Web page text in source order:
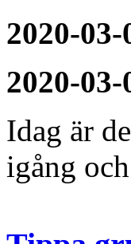
2020-
2020-
Idag är
igång